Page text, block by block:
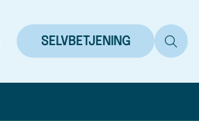
SELVBETJENING